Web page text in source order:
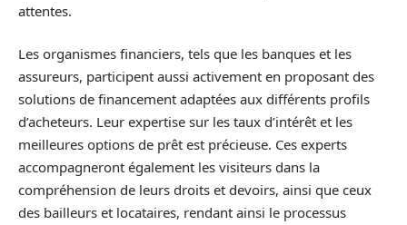
attentes.
Les organismes financiers, tels que les banques et les
assureurs, participent aussi activement en proposant des
solutions de financement adaptées aux différents profils
d’acheteurs. Leur expertise sur les taux d’intérêt et les
meilleures options de prêt est précieuse. Ces experts
accompagneront également les visiteurs dans la
compréhension de leurs droits et devoirs, ainsi que ceux
des bailleurs et locataires, rendant ainsi le processus